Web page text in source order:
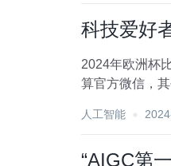
科技爱好
2024年欧洲杯
算官方微信，
人工智能
“AIGC第